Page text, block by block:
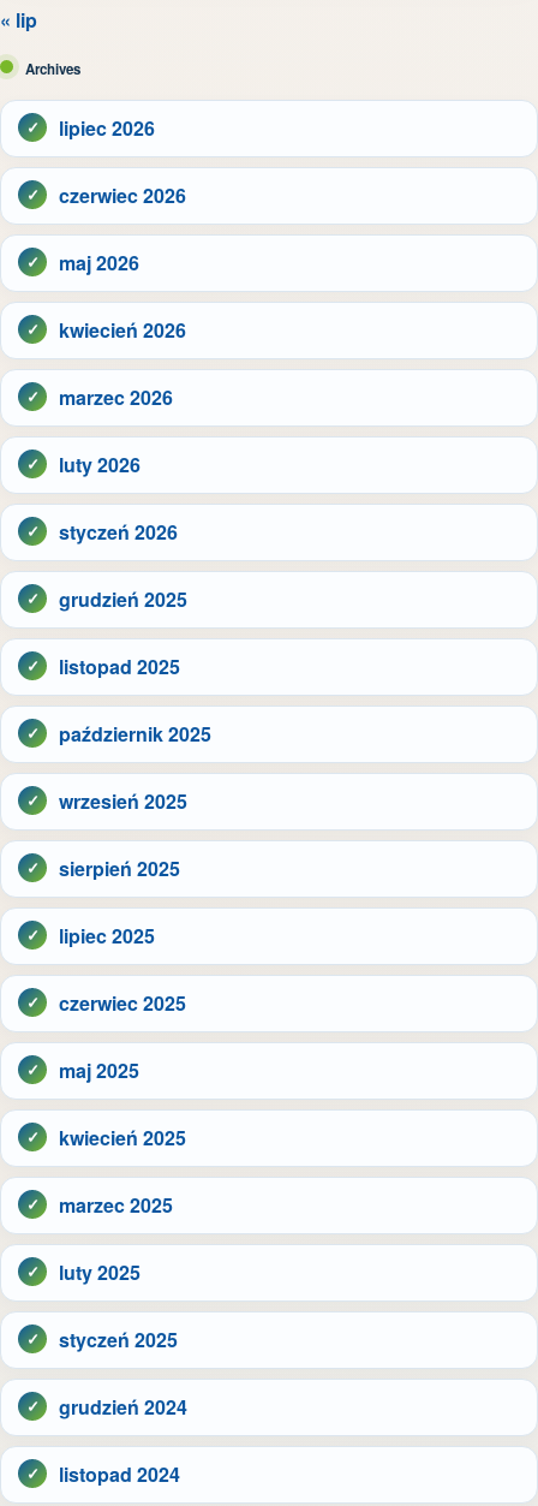
« lip
Archives
lipiec 2026
czerwiec 2026
maj 2026
kwiecień 2026
marzec 2026
luty 2026
styczeń 2026
grudzień 2025
listopad 2025
październik 2025
wrzesień 2025
sierpień 2025
lipiec 2025
czerwiec 2025
maj 2025
kwiecień 2025
marzec 2025
luty 2025
styczeń 2025
grudzień 2024
listopad 2024